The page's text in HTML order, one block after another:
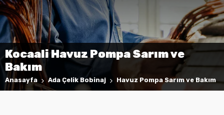
Havuz Pompa Sarım ve Bakım
2. El Elektrik Motoru Satışı
Kocaali Havuz Pompa Sarım ve
Bakım
Anasayfa Ada Çelik Bobinaj Havuz Pompa Sarım ve Bakım